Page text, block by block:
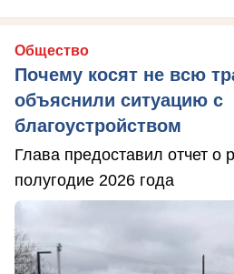
Общество
Почему косят не всю
объяснили ситуацию с
благоустройством
Глава предоставил отчет о
полугодие 2026 года